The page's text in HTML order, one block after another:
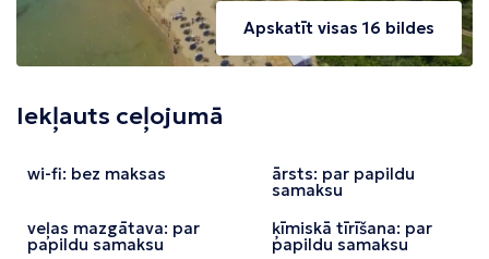
Apskatīt visas 16 bildes
Iekļauts ceļojumā
wi-fi: bez maksas ārsts: par papildu
samaksu
veļas mazgātava: par
papildu samaksu
ķīmiskā tīrīšana: par
papildu samaksu